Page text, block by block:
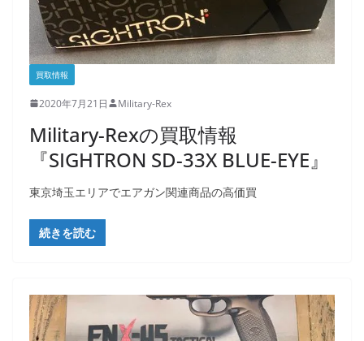
買取情報
2020年7月21日 Military-Rex
Military-Rexの買取情報
『SIGHTRON SD-33X BLUE-EYE』
東京埼玉エリアでエアガン関連商品の高価買
続きを読む